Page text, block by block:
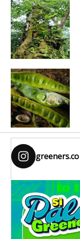
greeners.co